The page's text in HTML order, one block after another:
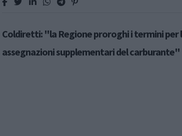
Coldiretti: "la Regione proroghi i termini per
assegnazioni supplementari del carburante"